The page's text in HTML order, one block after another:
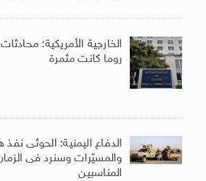
الخارجية الأمريكية:
روما كانت مثمرة
الدفاع اليمنية: الحوثى
والمسيّرات وسنرد فى
المناسبين